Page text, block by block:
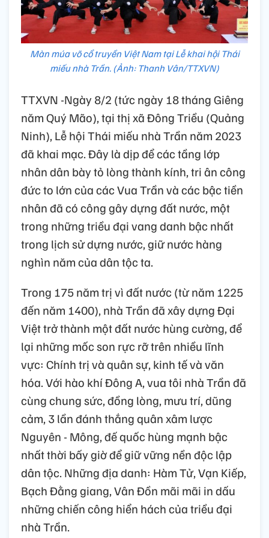
Màn múa võ cổ truyền Việt Nam tại Lễ khai hội Thái
miếu nhà Trần. (Ảnh: Thanh Vân/TTXVN)
TTXVN -Ngày 8/2 (tức ngày 18 tháng Giêng
năm Quý Mão), tại thị xã Đông Triều (Quảng
Ninh), Lễ hội Thái miếu nhà Trần năm 2023
đã khai mạc. Đây là dịp để các tầng lớp
nhân dân bày tỏ lòng thành kính, tri ân công
đức to lớn của các Vua Trần và các bậc tiền
nhân đã có công gây dựng đất nước, một
trong những triều đại vang danh bậc nhất
trong lịch sử dựng nước, giữ nước hàng
nghìn năm của dân tộc ta.
Trong 175 năm trị vì đất nước (từ năm 1225
đến năm 1400), nhà Trần đã xây dựng Đại
Việt trở thành một đất nước hùng cường, để
lại những mốc son rực rỡ trên nhiều lĩnh
vực: Chính trị và quân sự, kinh tế và văn
hóa. Với hào khí Đông A, vua tôi nhà Trần đã
cùng chung sức, đồng lòng, mưu trí, dũng
cảm, 3 lần đánh thắng quân xâm lược
Nguyên - Mông, đế quốc hùng mạnh bậc
nhất thời bấy giờ để giữ vững nền độc lập
dân tộc. Những địa danh: Hàm Tử, Vạn Kiếp,
Bạch Đằng giang, Vân Đồn mãi mãi in dấu
những chiến công hiển hách của triều đại
nhà Trần.